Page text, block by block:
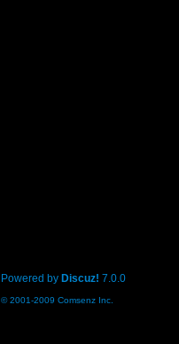
Powered by Discuz! 7.0.0
© 2001-2009 Comsenz Inc.